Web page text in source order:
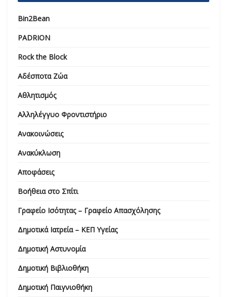
Bin2Bean
PADRION
Rock the Block
Αδέσποτα Ζώα
Αθλητισμός
Αλληλέγγυο Φροντιστήριο
Ανακοινώσεις
Ανακύκλωση
Αποφάσεις
Βοήθεια στο Σπίτι
Γραφείο Ισότητας – Γραφείο Απασχόλησης
Δημοτικά Ιατρεία – ΚΕΠ Υγείας
Δημοτική Αστυνομία
Δημοτική Βιβλιοθήκη
Δημοτική Παιγνιοθήκη